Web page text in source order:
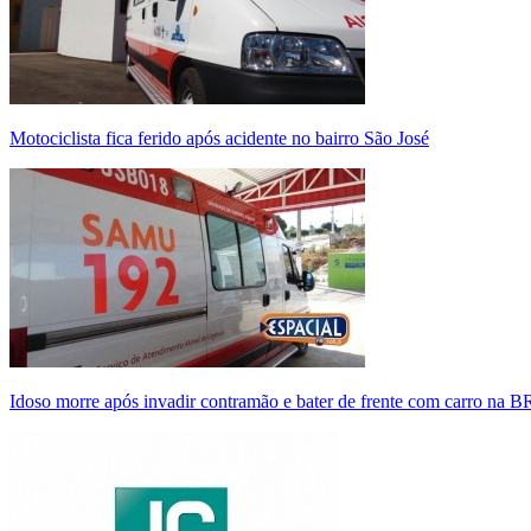
Motociclista fica ferido após acidente no bairro São José
Idoso morre após invadir contramão e bater de frente com carro na